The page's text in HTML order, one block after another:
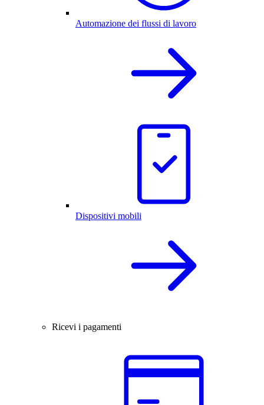
Automazione dei flussi di lavoro
Dispositivi mobili
Ricevi i pagamenti